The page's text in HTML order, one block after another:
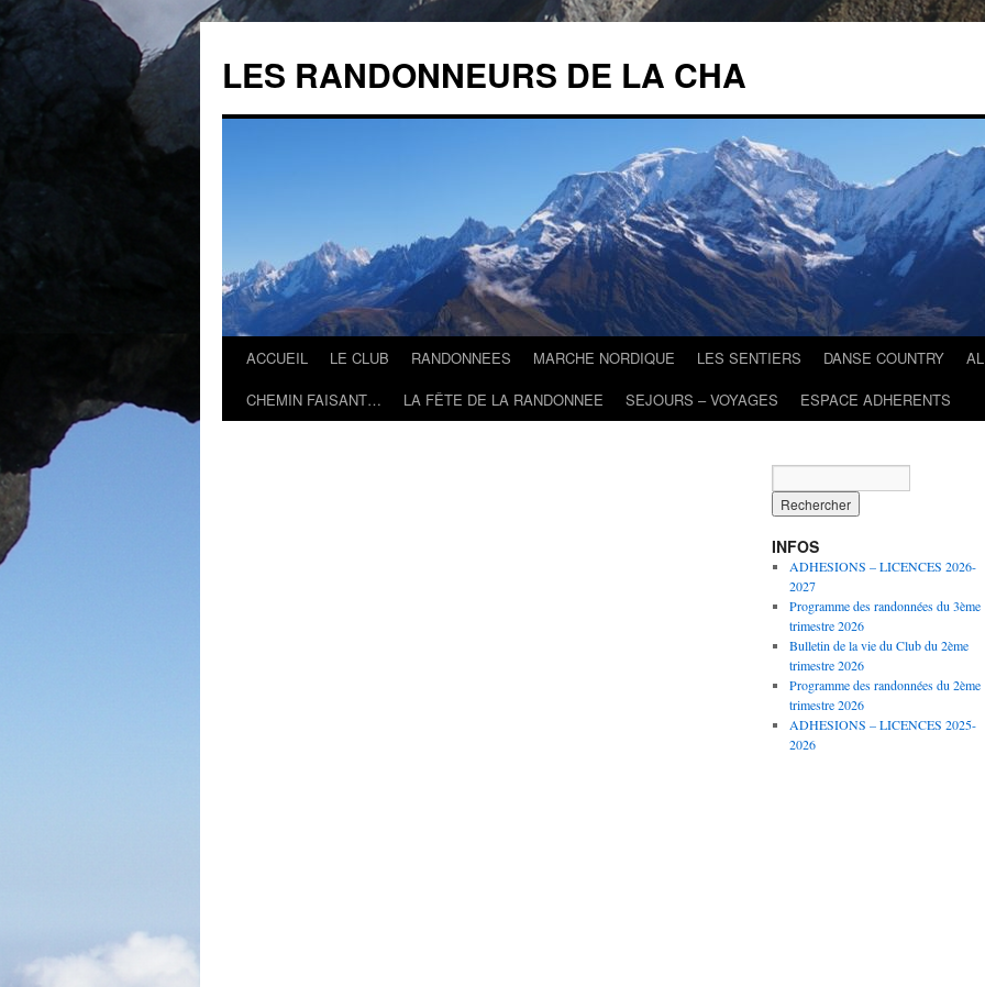
contenu
LES RANDONNEURS DE LA CHA
ACCUEIL LE CLUB RANDONNEES MARCHE NORDIQUE LES SENTIERS DANSE COUNTRY
CHEMIN FAISANT…
LA FÊTE DE LA RANDONNEE SEJOURS – VOYAGES ESPACE ADHERENTS
INFOS
ADHESIONS – LICENCES 2026-
2027
Programme des randonnées du 3ème
trimestre 2026
Bulletin de la vie du Club du 2ème
trimestre 2026
Programme des randonnées du 2ème
trimestre 2026
ADHESIONS – LICENCES 2025-
2026